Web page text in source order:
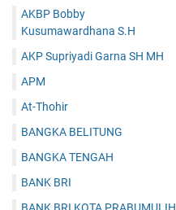
AKBP Bobby
Kusumawardhana S.H
AKP Supriyadi Garna SH MH
APM
At-Thohir
BANGKA BELITUNG
BANGKA TENGAH
BANK BRI